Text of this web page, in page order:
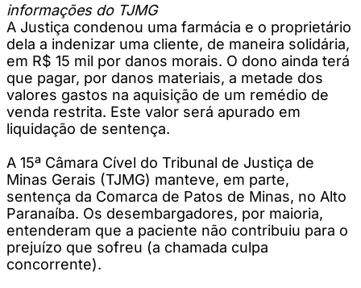
informações do TJMG
A Justiça condenou uma farmácia e o proprietário
dela a indenizar uma cliente, de maneira solidária,
em R$ 15 mil por danos morais. O dono ainda terá
que pagar, por danos materiais, a metade dos
valores gastos na aquisição de um remédio de
venda restrita. Este valor será apurado em
liquidação de sentença.
A 15ª Câmara Cível do Tribunal de Justiça de
Minas Gerais (TJMG) manteve, em parte,
sentença da Comarca de Patos de Minas, no Alto
Paranaíba. Os desembargadores, por maioria,
entenderam que a paciente não contribuiu para o
prejuízo que sofreu (a chamada culpa
concorrente).